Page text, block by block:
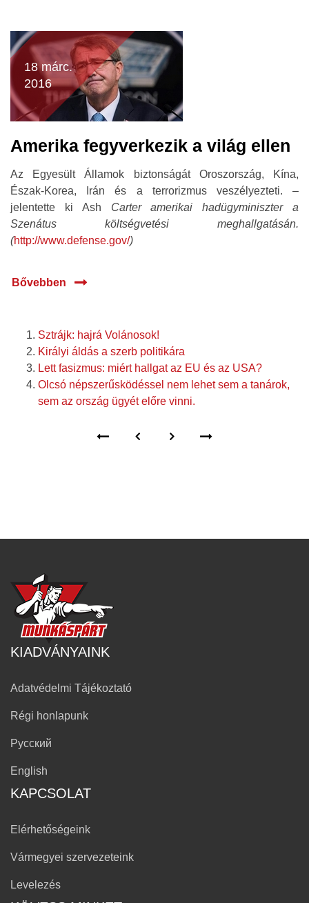
18 márc.
2016
Amerika fegyverkezik a világ ellen
Az Egyesült Államok biztonságát Oroszország, Kína,
Észak-Korea, Irán és a terrorizmus veszélyezteti. –
jelentette ki Ash Carter amerikai hadügyminiszter a
Szenátus költségvetési meghallgatásán.
(http://www.defense.gov/)
Bővebben
Sztrájk: hajrá Volánosok!
Királyi áldás a szerb politikára
Lett fasizmus: miért hallgat az EU és az USA?
Olcsó népszerűsködéssel nem lehet sem a tanárok,
sem az ország ügyét előre vinni.
KIADVÁNYAINK
Adatvédelmi Tájékoztató
Régi honlapunk
Русский
English
KAPCSOLAT
Elérhetőségeink
Vármegyei szervezeteink
Levelezés